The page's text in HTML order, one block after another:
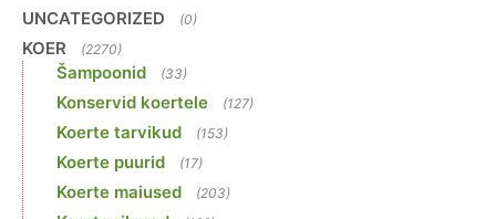
UNCATEGORIZED (0)
KOER (2270)
Šampoonid (33)
Konservid koertele (127)
Koerte tarvikud (153)
Koerte puurid (17)
Koerte maiused (203)